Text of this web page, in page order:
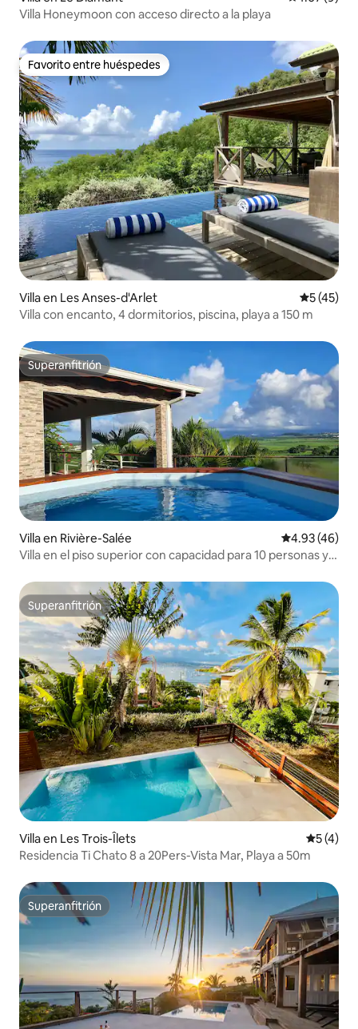
Villa Honeymoon con acceso directo a la playa
Favorito entre huéspedes
Favorito entre huéspedes
Villa en Les Anses-d'Arlet
5 (45)
Villa con encanto, 4 dormitorios, piscina, playa a 150 m
Superanfitrión
Superanfitrión
Villa en Rivière-Salée Calificación
4.93 (46)
Villa en el piso superior con capacidad para 10 personas y
Superanfitrión
Superanfitrión
Villa en Les Trois-Îlets
5 (4)
Residencia Ti Chato 8 a 20Pers-Vista Mar, Playa a 50m
Superanfitrión
Superanfitrión